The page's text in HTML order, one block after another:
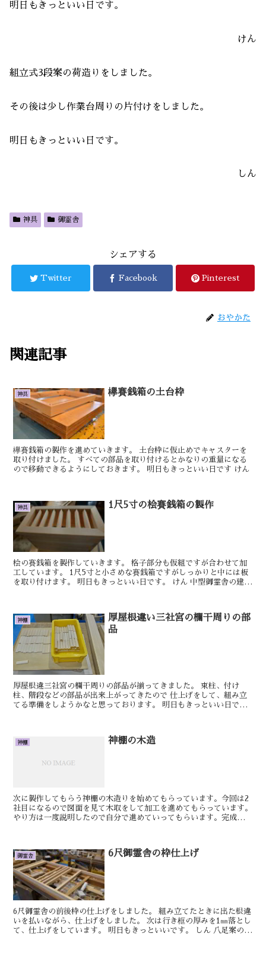
明日もきっといい日です。
けん
組立式3段案の荷造りをしました。
その後は少し作業台周りの片付けをしました。
明日もきっといい日です。
しん
神具 御霊舎
シェアする
Twitter Facebook Pinterest
おやかた
関連記事
神具 欅賽銭箱の土台枠
欅賽銭箱の製作を進めていきます。 土台枠に仮止めでキャスターを
取り付けました。 すべての部品を取り付けるとかなりの重量になる
ので移動できるようにしておきます。 明日もきっといい日です けん
神具 1尺5寸の桧賽銭箱の製作
桧の賽銭箱を製作していきます。 格子部分も仮組ですが合わせて加
工しています。 1尺5寸と小さめな賽銭箱ですがしっかりと中には板
を取り付けます。 明日もきっといい日です。 けん 中型御霊舎の建具
神棚
厚屋根違い三社宮の欄干周りの部
品
厚屋根違三社宮の欄干周りの部品が揃ってきました。 束柱、付け
柱、階段などの部品が出来上がってきたので 仕上げをして、組み立
てる準備をしようかなと思っております。 明日もきっといい日で
神棚 神棚の木造
次に製作してもらう神棚の木造りを始めてもらっています。今回は2
社目になるので図面を見て木取をして加工を進めてもらっています。
やり方は一度説明したので自分で進めていってもらいます。完成した
御霊舎 6尺御霊舎の枠仕上げ
6尺御霊舎の前後枠の仕上げをしました。 組み立てたときに出た根違
いを払いながら、仕上げをしました。 次は行き框の厚みを1㎜落とし
て、仕上げをしています。 明日もきっといいです。 しん 八足案の製